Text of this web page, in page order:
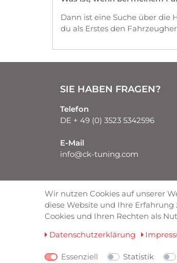
Dann ist eine Suche über die
du als Erstes den
SIE HABEN FRAGEN?
Telefon
DE + 49 (0) 3523 5342596
E-Mail
info@ck-tuning.com
ZAHLUNGSARTEN
Wir nutzen Cookies auf unserer
diese Website und Ihre
Cookies und Ihren Rechten als
Daten­schutz­erklärung
Essenziell Statistik